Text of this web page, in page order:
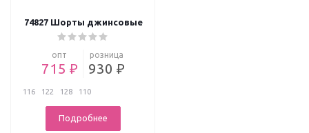
74827 Шорты джинсовые
опт
715 ₽
розница
930 ₽
116 122 128 110
Подробнее